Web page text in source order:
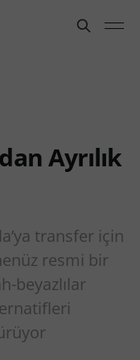
Ayrılık
transfer için
resmi bir
beyazlılar